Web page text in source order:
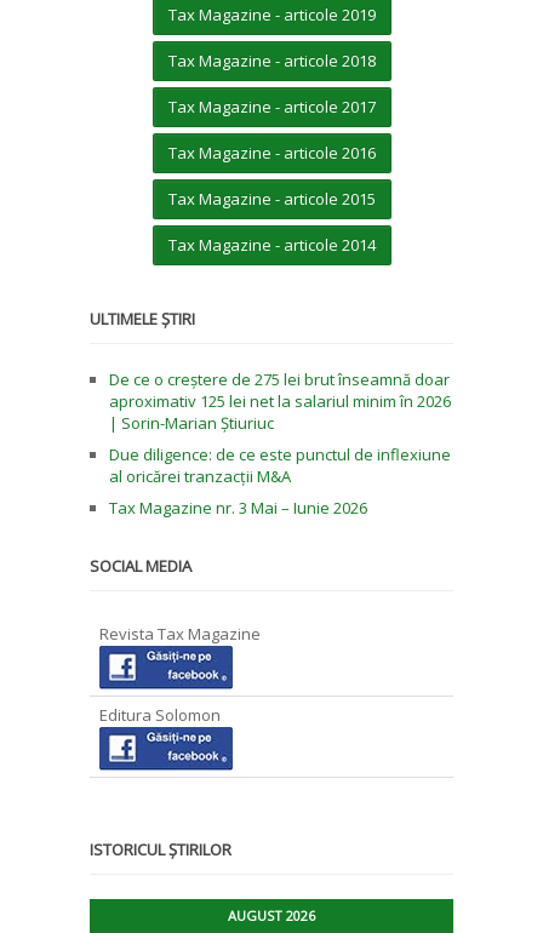
Tax Magazine - articole 2019
Tax Magazine - articole 2018
Tax Magazine - articole 2017
Tax Magazine - articole 2016
Tax Magazine - articole 2015
Tax Magazine - articole 2014
ULTIMELE ȘTIRI
De ce o creștere de 275 lei brut înseamnă doar
aproximativ 125 lei net la salariul minim în 2026
| Sorin-Marian Știuriuc
Due diligence: de ce este punctul de inflexiune
al oricărei tranzacții M&A
Tax Magazine nr. 3 Mai – Iunie 2026
SOCIAL MEDIA
Revista Tax Magazine
Editura Solomon
ISTORICUL ȘTIRILOR
AUGUST 2026